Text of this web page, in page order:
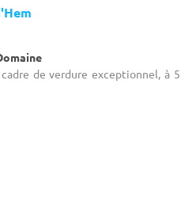
de verdure exceptionnel, à